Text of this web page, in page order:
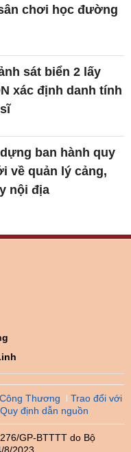
chơi học đường
sát biển 2 lấy
xác định danh tính
ban hành quy
về quản lý cảng,
nội địa
Thương
Trao đổi với
Quy định dẫn nguồn
GP-BTTTT do Bộ
8/2023